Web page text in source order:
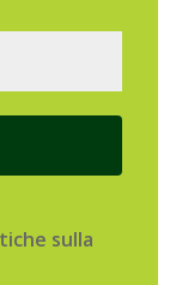
sulla